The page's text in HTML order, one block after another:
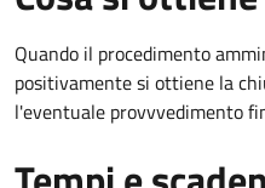
Quando il procedimento
positivamente si ottiene la
l'eventuale provvvedimento